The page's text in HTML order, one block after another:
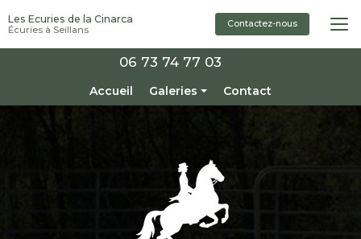
au
contenu
principal
06 73 74 77 03
Navigation secondaire
Accueil Galeries
Enseignement / Stage
Chevaux à vendre
Contact
Les Ecuries de la Cinarca
Écuries à Seillans Contactez-nous